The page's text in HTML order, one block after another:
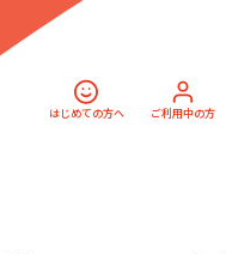
はじめての方へ ご利用中の方